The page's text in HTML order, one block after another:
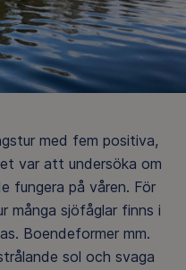
med fem positiva,
var att undersöka om
fungera på våren. För
många sjöfåglar finns i
Boendeformer mm.
sol och svaga